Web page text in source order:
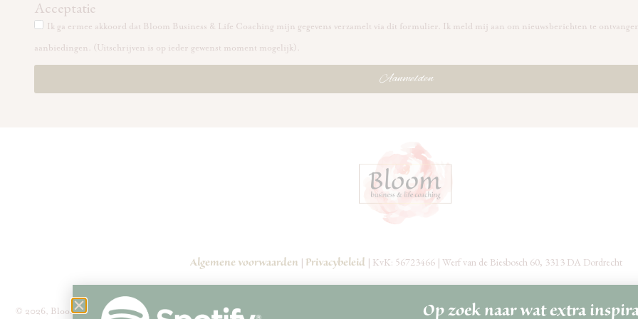
Acceptatie
Ik ga ermee akkoord dat Bloom Business & Life Coaching mijn gegevens verzamelt via dit formulier. Ik meld mij aan om nieuwsberichten te
aanbiedingen. (Uitschrijven is op ieder gewenst moment mogelijk).
Aanmelden
Algemene voorwaarden | Privacybeleid | KvK: 56723466 | Werf van de Biesbosch 60, 3313 DA Dordrecht
© 2026, Bloom Business & Life Coaching. BLOOM Business & Life coaching hebben heel hard gewerkt om deze originele content voor jou te maken.
Op zoek naar wat extra